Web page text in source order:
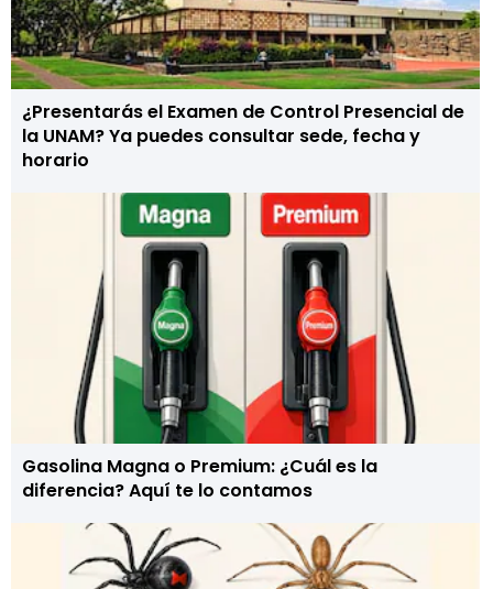
¿Presentarás el Examen de Control Presencial de
la UNAM? Ya puedes consultar sede, fecha y
horario
Gasolina Magna o Premium: ¿Cuál es la
diferencia? Aquí te lo contamos